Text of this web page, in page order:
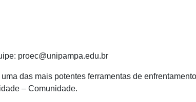
proec@unipampa.edu.br
das mais potentes ferramentas de
– Comunidade.